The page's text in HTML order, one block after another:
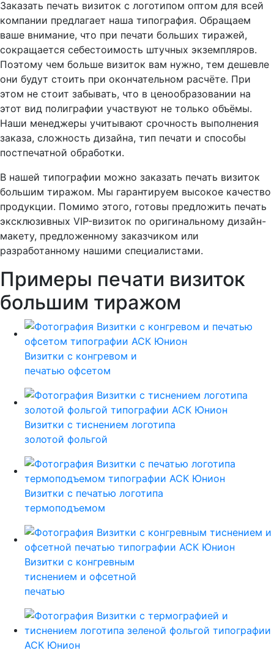
Заказать печать визиток с логотипом оптом для всей
компании предлагает наша типография. Обращаем
ваше внимание, что при печати больших тиражей,
сокращается себестоимость штучных экземпляров.
Поэтому чем больше визиток вам нужно, тем дешевле
они будут стоить при окончательном расчёте. При
этом не стоит забывать, что в ценообразовании на
этот вид полиграфии участвуют не только объёмы.
Наши менеджеры учитывают срочность выполнения
заказа, сложность дизайна, тип печати и способы
постпечатной обработки.
В нашей типографии можно заказать печать визиток
большим тиражом. Мы гарантируем высокое качество
продукции. Помимо этого, готовы предложить печать
эксклюзивных VIP-визиток по оригинальному дизайн-
макету, предложенному заказчиком или
разработанному нашими специалистами.
Примеры печати визиток
большим тиражом
Визитки с конгревом и
печатью офсетом
Визитки с тиснением логотипа
золотой фольгой
Визитки с печатью логотипа
термоподъемом
Визитки с конгревным
тиснением и офсетной
печатью